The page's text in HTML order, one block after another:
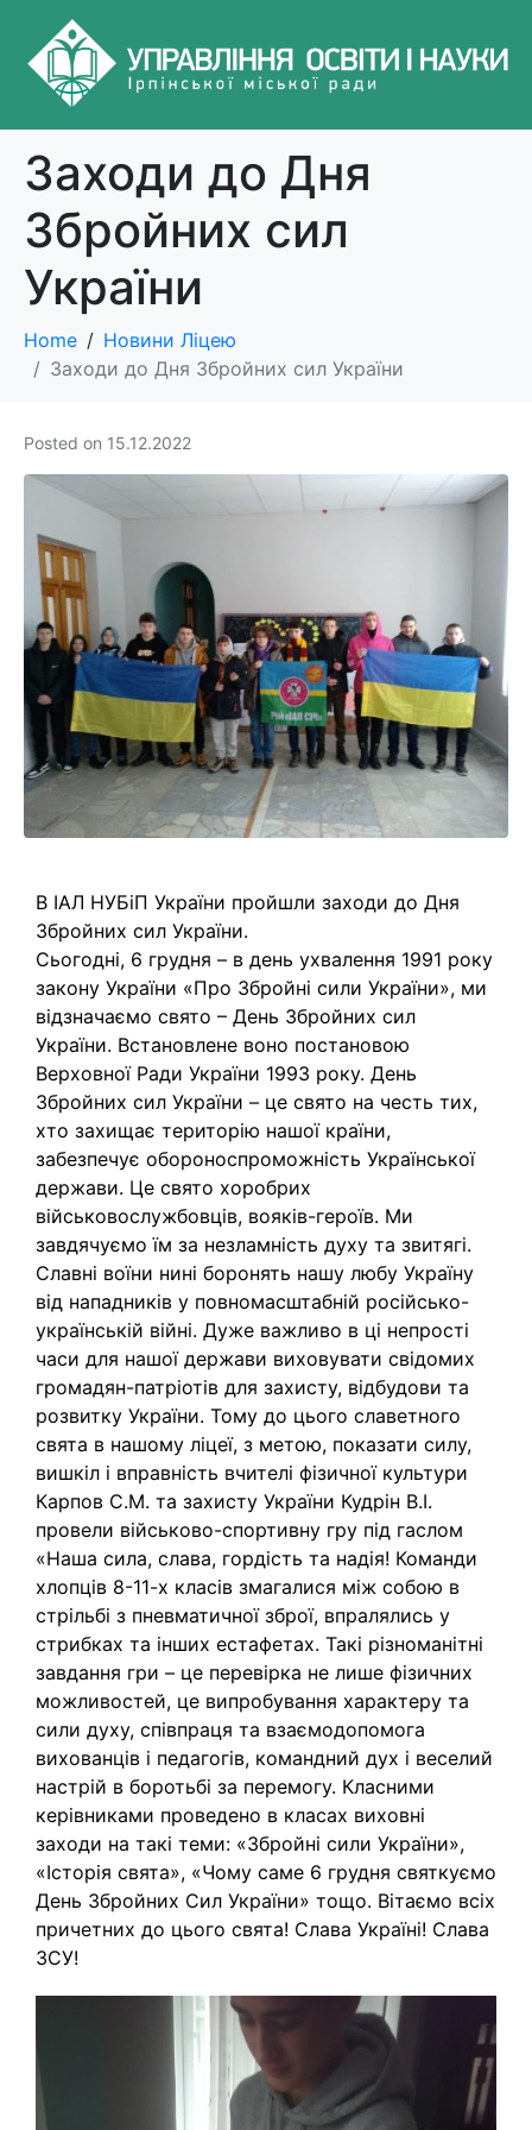
Заходи до Дня
Збройних сил
України
Home
Новини Ліцею
Заходи до Дня Збройних сил України
Posted on 15.12.2022
В ІАЛ НУБіП України пройшли заходи до Дня
Збройних сил України.
Сьогодні, 6 грудня – в день ухвалення 1991 року
закону України «Про Збройні сили України», ми
відзначаємо свято – День Збройних сил
України. Встановлене воно постановою
Верховної Ради України 1993 року. День
Збройних сил України – це свято на честь тих,
хто захищає територію нашої країни,
забезпечує обороноспроможність Української
держави. Це свято хоробрих
військовослужбовців, вояків-героїв. Ми
завдячуємо їм за незламність духу та звитягі.
Славні воїни нині боронять нашу любу Україну
від нападників у повномасштабній російсько-
українській війні. Дуже важливо в ці непрості
часи для нашої держави виховувати свідомих
громадян-патріотів для захисту, відбудови та
розвитку України. Тому до цього славетного
свята в нашому ліцеї, з метою, показати силу,
вишкіл і вправність вчителі фізичної культури
Карпов С.М. та захисту України Кудрін В.І.
провели військово-спортивну гру під гаслом
«Наша сила, слава, гордість та надія! Команди
хлопців 8-11-х класів змагалися між собою в
стрільбі з пневматичної зброї, впралялись у
стрибках та інших естафетах. Такі різноманітні
завдання гри – це перевірка не лише фізичних
можливостей, це випробування характеру та
сили духу, співпраця та взаємодопомога
вихованців і педагогів, командний дух і веселий
настрій в боротьбі за перемогу. Класними
керівниками проведено в класах виховні
заходи на такі теми: «Збройні сили України»,
«Історія свята», «Чому саме 6 грудня святкуємо
День Збройних Сил України» тощо. Вітаємо всіх
причетних до цього свята! Слава Україні! Слава
ЗСУ!